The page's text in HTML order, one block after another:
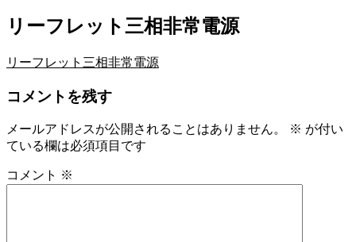
リーフレット三相非常電源
リーフレット三相非常電源
コメントを残す
メールアドレスが公開されることはありません。 ※ が付い
ている欄は必須項目です
コメント ※